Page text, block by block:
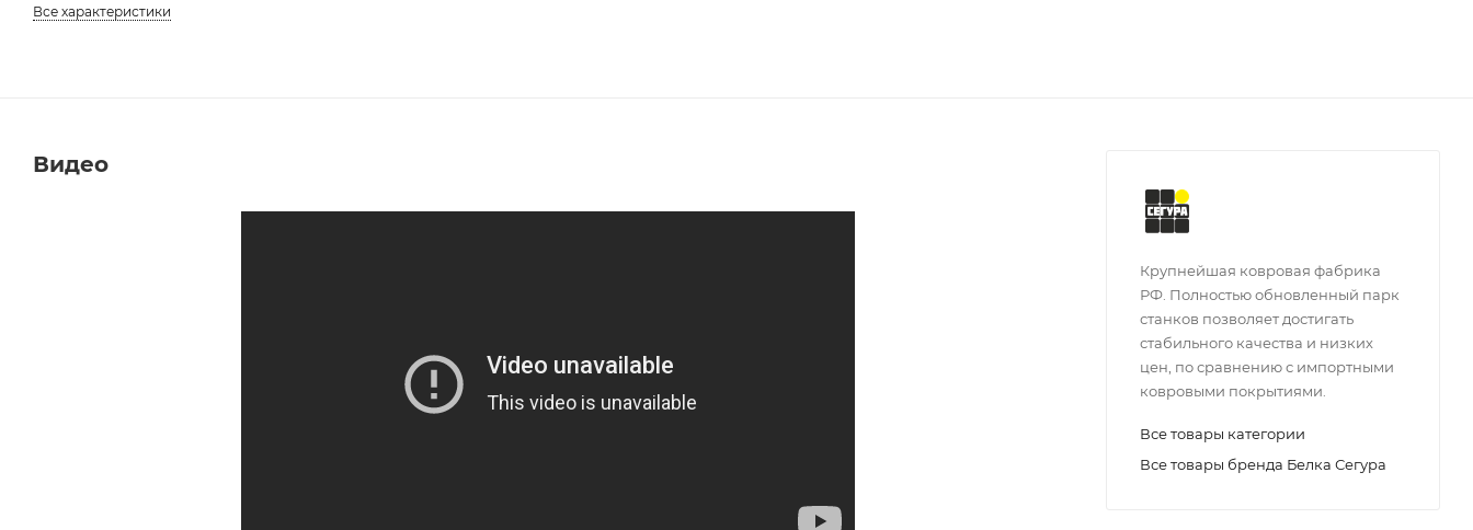
Все характеристики
Видео
Крупнейшая ковровая фабрика
РФ. Полностью обновленный парк
станков позволяет достигать
стабильного качества и низких
цен, по сравнению с импортными
ковровыми покрытиями.
Все товары категории
Все товары бренда Белка Сегура